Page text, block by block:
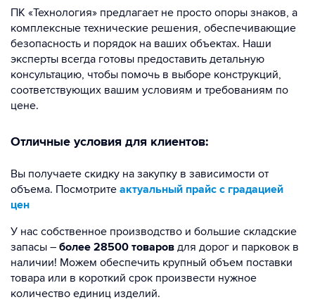
ПК «Технология» предлагает не просто опоры знаков, а
комплексные технические решения, обеспечивающие
безопасность и порядок на ваших объектах. Наши
эксперты всегда готовы предоставить детальную
консультацию, чтобы помочь в выборе конструкций,
соответствующих вашим условиям и требованиям по
цене.
Отличные условия для клиентов:
Вы получаете скидку на закупку в зависимости от
объема. Посмотрите актуальный прайс с градацией
цен
У нас собственное производство и большие складские
запасы – более 28500 товаров для дорог и парковок в
наличии! Можем обеспечить крупный объем поставки
товара или в короткий срок произвести нужное
количество единиц изделий.